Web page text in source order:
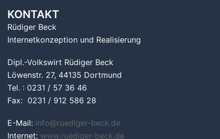
KONTAKT
Rüdiger Beck
Internetkonzeption und Realisierung
Dipl.-Volkswirt Rüdiger Beck
Löwenstr. 27, 44135 Dortmund
Tel. : 0231 / 57 36 46
Fax: 0231 / 912 586 28
E-Mail: info@ruediger-beck.de
Internet: www.ruediger-beck.de